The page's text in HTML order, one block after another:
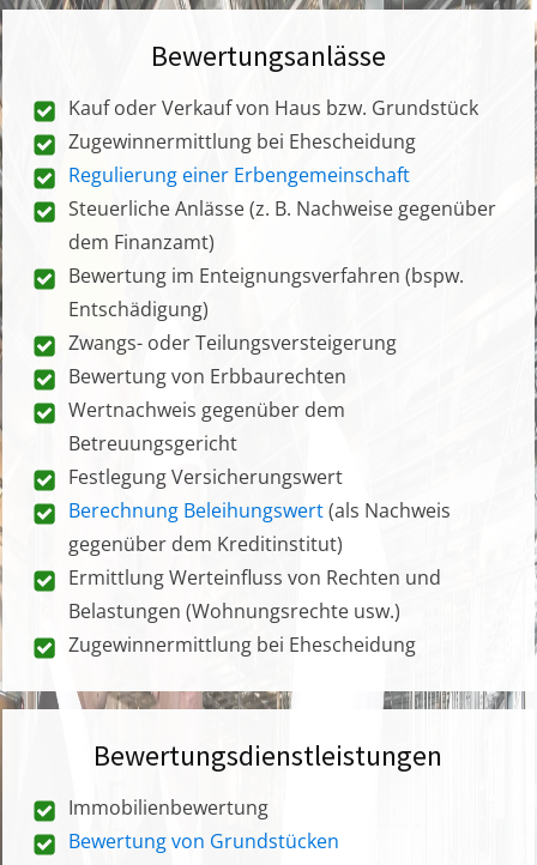
Bewertungsanlässe
Kauf oder Verkauf von Haus bzw. Grundstück
Zugewinnermittlung bei Ehescheidung
Regulierung einer Erbengemeinschaft
Steuerliche Anlässe (z. B. Nachweise gegenüber
dem Finanzamt)
Bewertung im Enteignungsverfahren (bspw.
Entschädigung)
Zwangs- oder Teilungsversteigerung
Bewertung von Erbbaurechten
Wertnachweis gegenüber dem
Betreuungsgericht
Festlegung Versicherungswert
Berechnung Beleihungswert(als Nachweis
gegenüber dem Kreditinstitut)
Ermittlung Werteinfluss von Rechten und
Belastungen (Wohnungsrechte usw.)
Zugewinnermittlung bei Ehescheidung
Bewertungsdienstleistungen
Immobilienbewertung
Bewertung von Grundstücken